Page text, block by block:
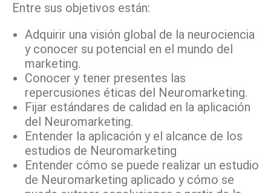
Entre sus objetivos están:
Adquirir una visión global de la neurociencia
y conocer su potencial en el mundo del
marketing.
Conocer y tener presentes las
repercusiones éticas del Neuromarketing.
Fijar estándares de calidad en la aplicación
del Neuromarketing.
Entender la aplicación y el alcance de los
estudios de Neuromarketing
Entender cómo se puede realizar un estudio
de Neuromarketing aplicado y cómo se